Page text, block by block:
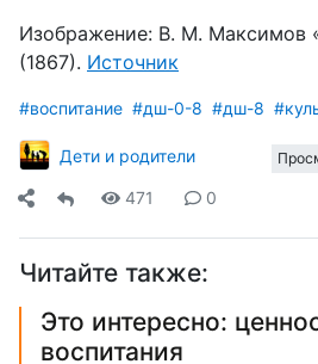
Изображение: В. М. Максимов
(1867). Источник
#воспитание #дш-0-8 #дш-8
Дети и родители
471 0
Читайте также:
Это интересно:
воспитания